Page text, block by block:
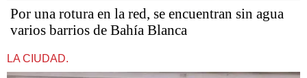
Por una rotura en la red, se encuentran sin agua
varios barrios de Bahía Blanca
LA CIUDAD.